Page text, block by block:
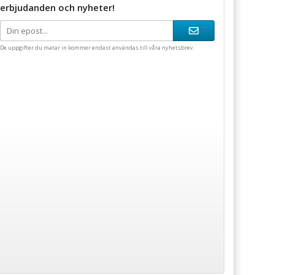
erbjudanden och nyheter!
De uppgifter du matar in kommer endast användas till våra nyhetsbrev.